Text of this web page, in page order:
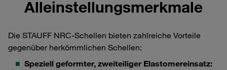
Alleinstellungsmerkmale
Die STAUFF NRC-Schellen bieten zahlreiche Vorteile
gegenüber herkömmlichen Schellen:
Speziell geformter, zweiteiliger Elastomereinsatz: